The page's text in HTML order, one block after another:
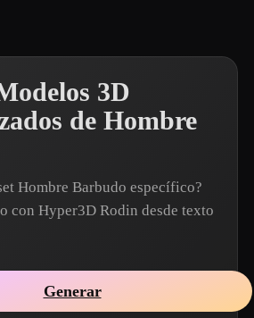
3D
de Hombre
Hombre Barbudo específico?
con Hyper3D Rodin desde texto
Generar